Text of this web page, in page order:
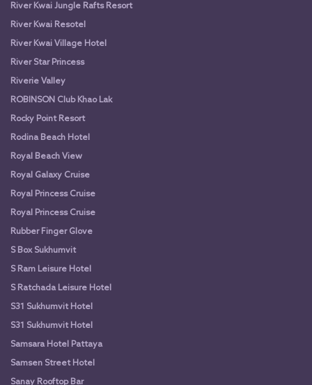
River Kwai Jungle Rafts Resort
River Kwai Resotel
River Kwai Village Hotel
River Star Princess
Riverie Valley
ROBINSON Club Khao Lak
Rocky Point Resort
Rodina Beach Hotel
Royal Beach View
Royal Galaxy Cruise
Royal Princess Cruise
Royal Princess Cruise
Rubber Finger Glove
S Box Sukhumvit
S Ram Leisure Hotel
S Ratchada Leisure Hotel
S31 Sukhumvit Hotel
S31 Sukhumvit Hotel
Samsara Hotel Pattaya
Samsen Street Hotel
Sanay Rooftop Bar